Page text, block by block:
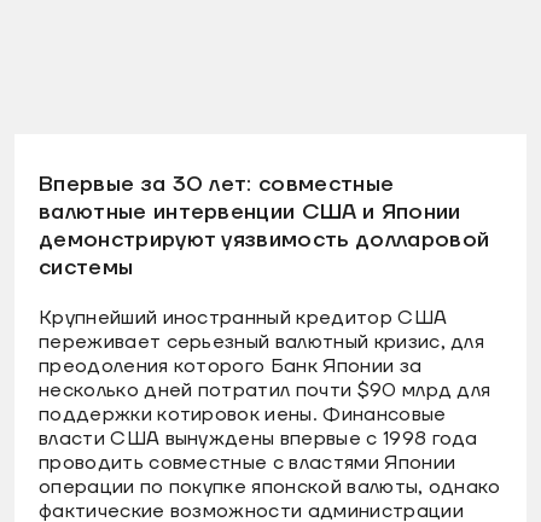
Впервые за 30 лет: совместные
валютные интервенции США и Японии
демонстрируют уязвимость долларовой
системы
Крупнейший иностранный кредитор США
переживает серьезный валютный кризис, для
преодоления которого Банк Японии за
несколько дней потратил почти $90 млрд для
поддержки котировок иены. Финансовые
власти США вынуждены впервые с 1998 года
проводить совместные с властями Японии
операции по покупке японской валюты, однако
фактические возможности администрации